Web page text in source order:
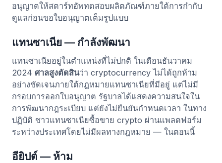
อนุญาตให้สตาร์ทอัพทดสอบผลิตภัณฑ์ภายใต้การกำกับ
ดูแลก่อนขอใบอนุญาตเต็มรูปแบบ
แทนซาเนีย — กำลังพัฒนา
แทนซาเนียอยู่ในตำแหน่งที่ไม่ปกติ ในเดือนธันวาคม
2024 ศาลสูงตัดสินว่า cryptocurrency ไม่ได้ถูกห้าม
อย่างชัดเจนภายใต้กฎหมายแทนซาเนียที่มีอยู่ แต่ไม่มี
กรอบการออกใบอนุญาต รัฐบาลได้แสดงความสนใจใน
การพัฒนากฎระเบียบ แต่ยังไม่ยืนยันกำหนดเวลา ในทาง
ปฏิบัติ ชาวแทนซาเนียซื้อขาย crypto ผ่านแพลตฟอร์ม
ระหว่างประเทศโดยไม่มีผลทางกฎหมาย — ในตอนนี้
อียิปต์ — ห้าม